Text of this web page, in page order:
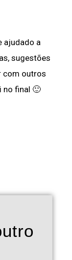
ajudado a
sugestões
com outros
no final 🙂